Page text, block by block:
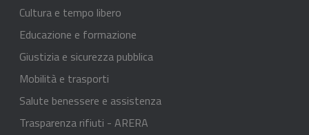
Cultura e tempo libero
Educazione e formazione
Giustizia e sicurezza pubblica
Mobilità e trasporti
Salute benessere e assistenza
Trasparenza rifiuti - ARERA